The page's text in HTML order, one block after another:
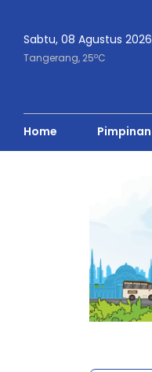
Sabtu, 08 Agustus 2026
Tangerang, 25oC
Home Pimpinan